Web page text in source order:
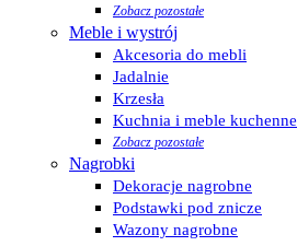
Zobacz pozostałe
Meble i wystrój
Akcesoria do mebli
Jadalnie
Krzesła
Kuchnia i meble kuchenne
Zobacz pozostałe
Nagrobki
Dekoracje nagrobne
Podstawki pod znicze
Wazony nagrobne